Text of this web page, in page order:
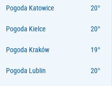
Pogoda Katowice
Pogoda Kielce
Pogoda Kraków
Pogoda Lublin